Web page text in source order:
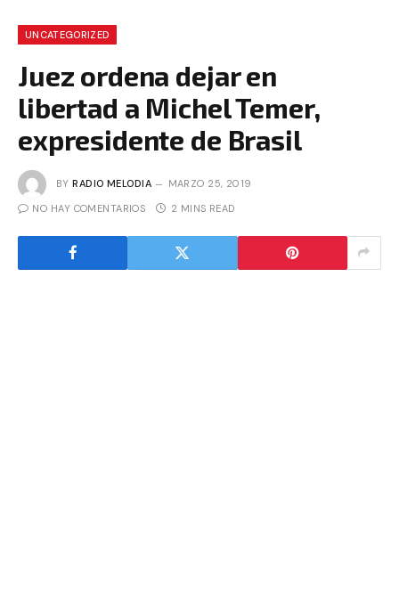
UNCATEGORIZED
Juez ordena dejar en
libertad a Michel Temer,
expresidente de Brasil
BY RADIO MELODIA MARZO 25, 2019
NO HAY COMENTARIOS 2 MINS READ